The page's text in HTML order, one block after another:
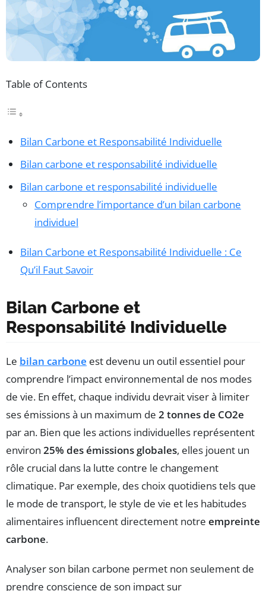
Table of Contents
Bilan Carbone et Responsabilité Individuelle
Bilan carbone et responsabilité individuelle
Bilan carbone et responsabilité individuelle
Comprendre l’importance d’un bilan carbone
individuel
Bilan Carbone et Responsabilité Individuelle : Ce
Qu’il Faut Savoir
Bilan Carbone et
Responsabilité Individuelle
Le bilan carbone est devenu un outil essentiel pour
comprendre l’impact environnemental de nos modes
de vie. En effet, chaque individu devrait viser à limiter
ses émissions à un maximum de 2 tonnes de CO2e
par an. Bien que les actions individuelles représentent
environ 25% des émissions globales, elles jouent un
rôle crucial dans la lutte contre le changement
climatique. Par exemple, des choix quotidiens tels que
le mode de transport, le style de vie et les habitudes
alimentaires influencent directement notre empreinte
carbone.
Analyser son bilan carbone permet non seulement de
prendre conscience de son impact sur